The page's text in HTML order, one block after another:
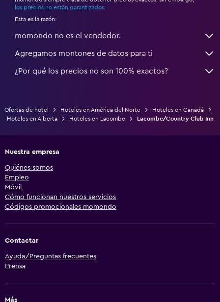
los precios no están garantizados
Esta es la razón:
momondo no es el vendedor.
Agregamos montones de datos para ti
¿Por qué los precios no son 100% exactos?
Ofertas de hotel Hoteles en América del Norte
Hoteles en Canadá
Hoteles en Alberta
Hoteles en Lacombe Lacombe/Country Club Inn
Nuestra empresa
Quiénes somos
Empleo
Móvil
Cómo funcionan nuestros servicios
Códigos promocionales momondo
Contactar
Ayuda/Preguntas frecuentes
Prensa
Más